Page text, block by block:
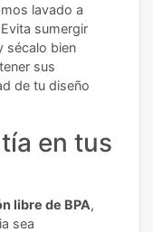
lavado a
sumergir
sécalo bien
sus
de tu diseño
en tus
libre de BPA,
sea